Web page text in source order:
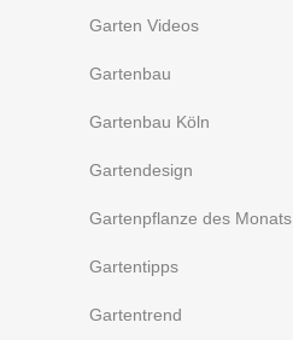
Garten Videos
Gartenbau
Gartenbau Köln
Gartendesign
Gartenpflanze des Monats
Gartentipps
Gartentrend